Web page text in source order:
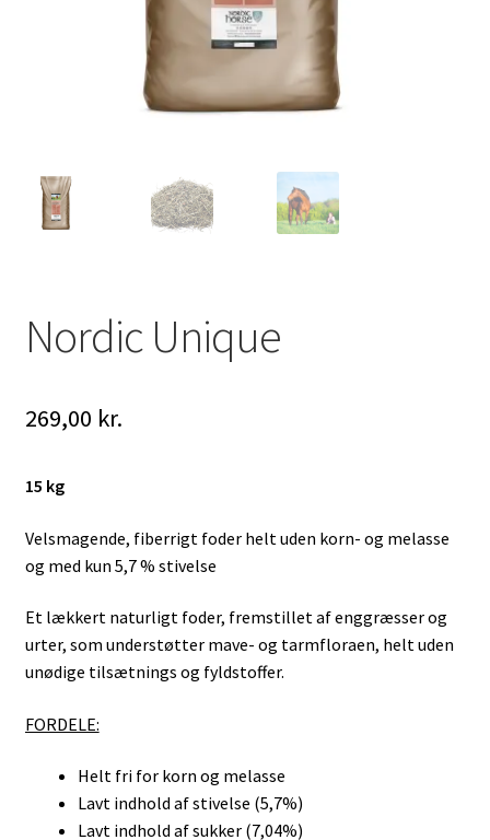
Nordic Unique
269,00 kr.
15 kg
Velsmagende, fiberrigt foder helt uden korn- og melasse
og med kun 5,7 % stivelse
Et lækkert naturligt foder, fremstillet af enggræsser og
urter, som understøtter mave- og tarmfloraen, helt uden
unødige tilsætnings og fyldstoffer.
FORDELE:
Helt fri for korn og melasse
Lavt indhold af stivelse (5,7%)
Lavt indhold af sukker (7,04%)